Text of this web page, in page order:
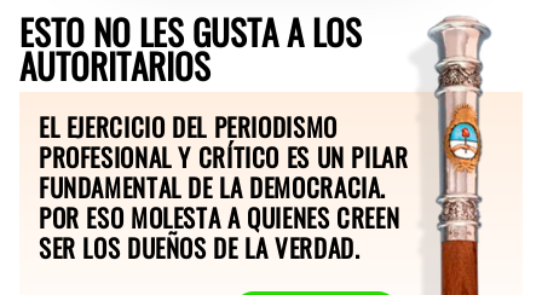
ESTO NO LES GUSTA A LOS
AUTORITARIOS
EL EJERCICIO DEL PERIODISMO
PROFESIONAL Y CRÍTICO ES UN PILAR
FUNDAMENTAL DE LA DEMOCRACIA.
POR ESO MOLESTA A QUIENES CREEN
SER LOS DUEÑOS DE LA VERDAD.